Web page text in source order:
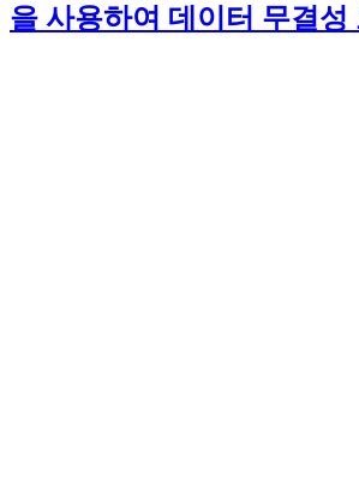
을 사용하여 데이터 무결성